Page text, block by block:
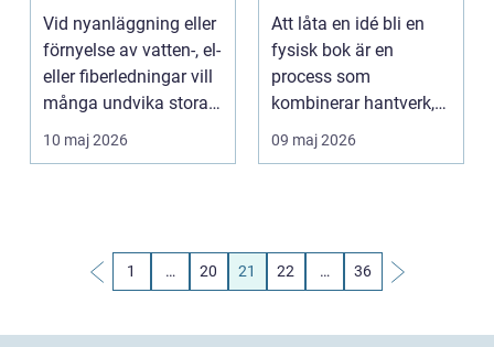
ledningar utan
grävning
Vid nyanläggning eller
förnyelse av vatten-, el-
eller fiberledningar vill
många undvika stora
schak...
10 maj 2026
Att låta en idé bli en
fysisk bok är en
process som
kombinerar hantverk,
teknik och logistik.
Många ...
09 maj 2026
1 … 20 21 22 … 36